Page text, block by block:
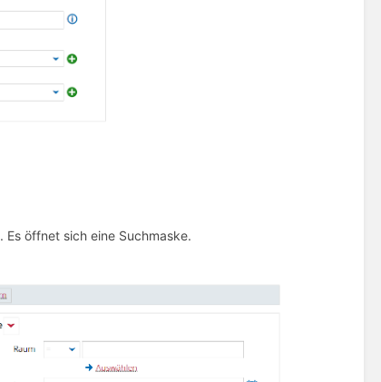
. Es öffnet sich eine Suchmaske.